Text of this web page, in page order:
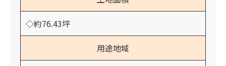
◇約76.43坪
用途地域